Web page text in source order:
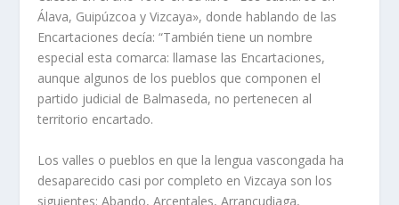
Álava, Guipúzcoa y Vizcaya», donde hablando de las
Encartaciones decía: “También tiene un nombre
especial esta comarca: llamase las Encartaciones,
aunque algunos de los pueblos que componen el
partido judicial de Balmaseda, no pertenecen al
territorio encartado.
Los valles o pueblos en que la lengua vascongada ha
desaparecido casi por completo en Vizcaya son los
siguientes: Abando, Arcentales, Arrancudiaga,